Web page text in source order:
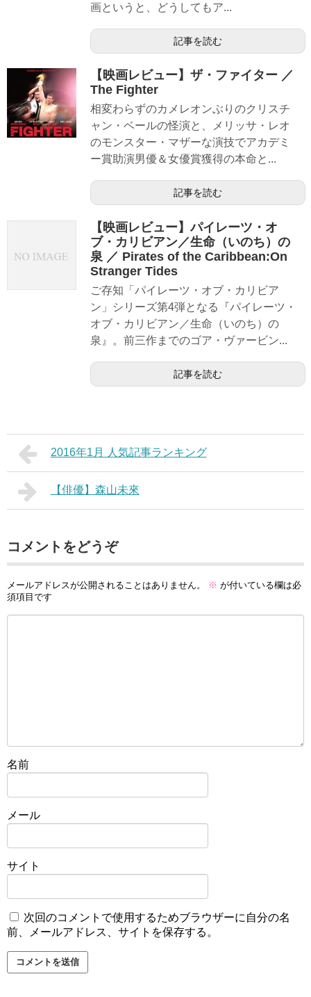
画というと、どうしてもア...
記事を読む
【映画レビュー】ザ・ファイター ／
The Fighter
相変わらずのカメレオンぶりのクリスチ
ャン・ベールの怪演と、メリッサ・レオ
のモンスター・マザーな演技でアカデミ
ー賞助演男優＆女優賞獲得の本命と...
記事を読む
【映画レビュー】パイレーツ・オ
ブ・カリビアン／生命（いのち）の
泉 ／ Pirates of the Caribbean:On
Stranger Tides
ご存知「パイレーツ・オブ・カリビア
ン」シリーズ第4弾となる『パイレーツ・
オブ・カリビアン／生命（いのち）の
泉』。前三作までのゴア・ヴァービン...
記事を読む
2016年1月 人気記事ランキング
【俳優】森山未來
コメントをどうぞ
メールアドレスが公開されることはありません。 ※ が付いている欄は必
須項目です
名前
メール
サイト
次回のコメントで使用するためブラウザーに自分の名
前、メールアドレス、サイトを保存する。